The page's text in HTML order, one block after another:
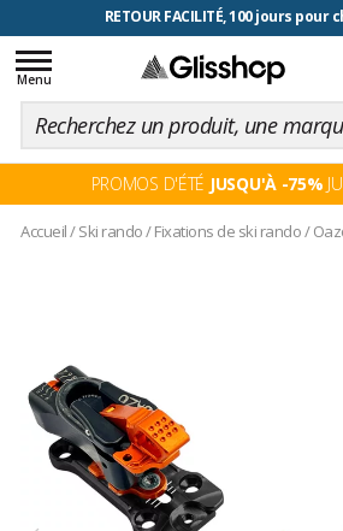
RETOUR FACILITÉ, 100 jours pour
Toggle
navigation
Menu
PROMOS D'ÉTÉ JUSQU'À -75%
Accueil/Ski rando/Fixations de ski rando/